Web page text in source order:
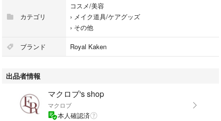
カテゴリ
コスメ/美容
› メイク道具/ケアグッズ
› その他
ブランド Royal Kaken
出品者情報
マクロブ's shop
マクロブ
本人確認済